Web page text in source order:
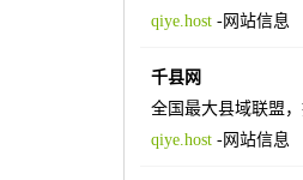
qiye.host-网站信息
千县网
全国最大县域联盟
qiye.host-网站信息